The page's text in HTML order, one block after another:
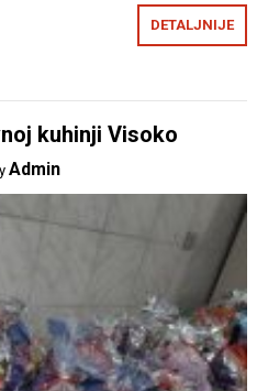
DETALJNIJE
kuhinji Visoko
Admin